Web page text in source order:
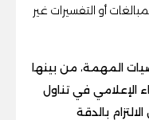
أو التفسيرات غير
المهمة، من بينها
الإعلامي في تناول
بالدقة